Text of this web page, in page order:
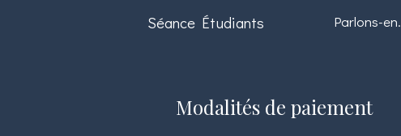
Parlons-en.
Séance Étudiants
Modalités de paiement